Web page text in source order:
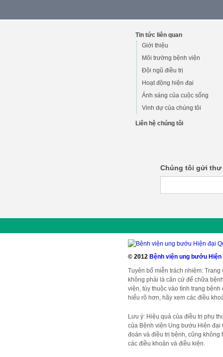
Tin tức liên quan
Giới thiệu
Môi trường bệnh viện
Đội ngũ điều trị
Hoạt động hiện đại
Ánh sáng của cuộc sống
Vinh dự của chúng tôi
Liên hệ chúng tôi
Chúng tôi gửi
© 2012 Bệnh viện ung bướu
Tuyên bố miễn trách nhiệm:
không phải là căn cứ để chữa
viện, tùy thuộc vào tình trạng
hiểu rõ hơn, hãy xem các điều
Lưu ý: Hiệu quả của điều trị phụ
của Bệnh viện Ung bướu Hiện đại
đoán và điều trị bệnh, cũng không
các điều khoản và điều kiện.